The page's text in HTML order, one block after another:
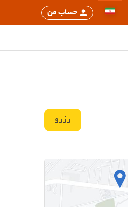
حساب من
رزرو